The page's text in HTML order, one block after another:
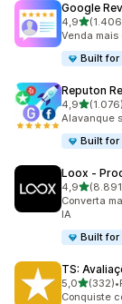
Google
4,9de 5
1406
Venda mais
Built for
Reputon
4,9de 5(1.076)
1076
Alavanque
Built for
Loox ‑
4,9de 5
8891
Converta
IA
Built for
TS:
5,0de 5(332)
332 •
Conquiste